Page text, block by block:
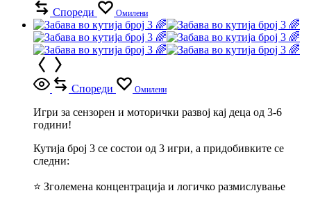
Спореди Омилени
Спореди Омилени
Игри за сензорен и моторички развој кај деца од 3-6
години!
Кутија број 3 се состои од 3 игри, а придобивките се
следни:
⭐ Зголемена концентрација и логичко размислување